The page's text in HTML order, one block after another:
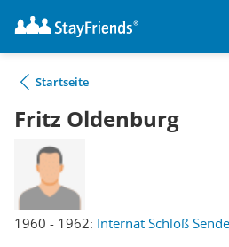
Startseite
Fritz Oldenburg
1960 - 1962: Internat Schloß